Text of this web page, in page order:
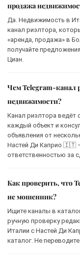
продажа
Да. Недвижимость в
канал риэлтора,
«аренда, продажа» в
получайте
Циан.
Чем Telegram-канал
недвижимости?
Канал риэлтора ведёт
каждый объект и
объявления от
Настей Ди Каприо 🇮🇹
ответственностью за
Как проверить, что
не мошенник?
Ищите каналы в
ручную проверку
Италии с Настей Ди
каталог. Не